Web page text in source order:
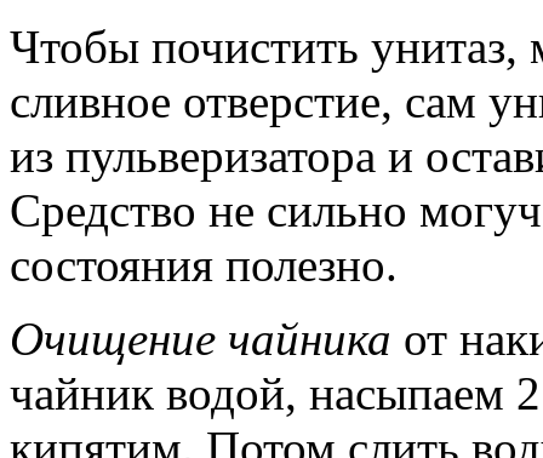
Чтобы почистить унитаз,
сливное отверстие, сам
из пульверизатора и
Средство не сильно
состояния полезно.
Очищение чайника от
чайник водой, насыпаем
кипятим. Потом слить